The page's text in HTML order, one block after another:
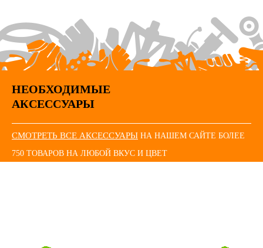
НЕОБХОДИМЫЕ
АКСЕССУАРЫ
СМОТРЕТЬ ВСЕ АКСЕССУАРЫ НА НАШЕМ САЙТЕ БОЛЕЕ
750 ТОВАРОВ НА ЛЮБОЙ ВКУС И ЦВЕТ